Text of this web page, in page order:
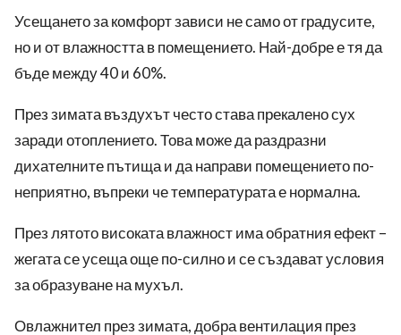
Усещането за комфорт зависи не само от градусите,
но и от влажността в помещението. Най-добре е тя да
бъде между 40 и 60%.
През зимата въздухът често става прекалено сух
заради отоплението. Това може да раздразни
дихателните пътища и да направи помещението по-
неприятно, въпреки че температурата е нормална.
През лятото високата влажност има обратния ефект –
жегата се усеща още по-силно и се създават условия
за образуване на мухъл.
Овлажнител през зимата, добра вентилация през